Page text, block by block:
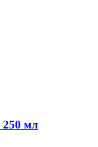
250 мл